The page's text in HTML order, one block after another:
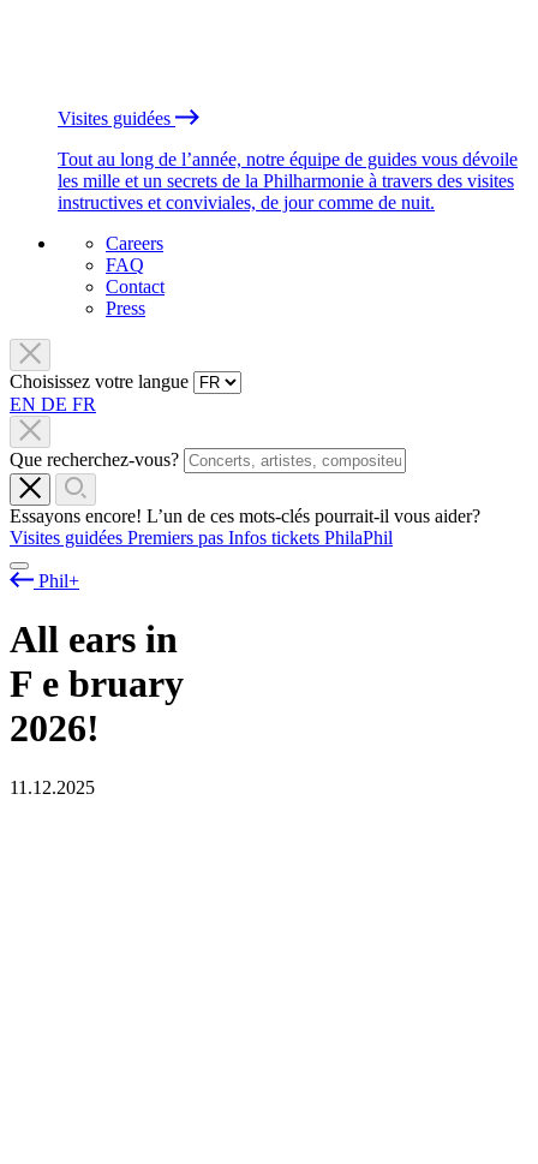
Visites guidées
Tout au long de l’année, notre équipe de guides vous dévoile
les mille et un secrets de la Philharmonie à travers des visites
instructives et conviviales, de jour comme de nuit.
Careers
FAQ
Contact
Press
Choisissez votre langue
EN DE FR
Que recherchez-vous?
Essayons encore! L’un de ces mots-clés pourrait-il vous aider?
Visites guidées Premiers pas Infos tickets PhilaPhil
Phil+
All ears in
F e bruary
2026!
11.12.2025